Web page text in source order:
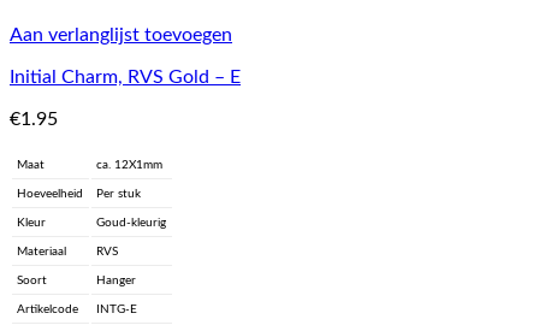
Aan verlanglijst toevoegen
Initial Charm, RVS Gold – E
€1.95
Maat ca. 12X1mm
Hoeveelheid Per stuk
Kleur Goud-kleurig
Materiaal RVS
Soort Hanger
Artikelcode INTG-E